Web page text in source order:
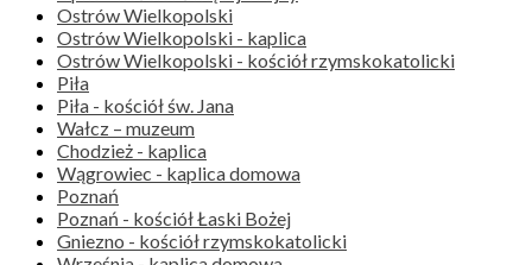
Ostrów Wielkopolski
Ostrów Wielkopolski - kaplica
Ostrów Wielkopolski - kościół rzymskokatolicki
Piła
Piła - kościół św. Jana
Wałcz – muzeum
Chodzież - kaplica
Wągrowiec - kaplica domowa
Poznań
Poznań - kościół Łaski Bożej
Gniezno - kościół rzymskokatolicki